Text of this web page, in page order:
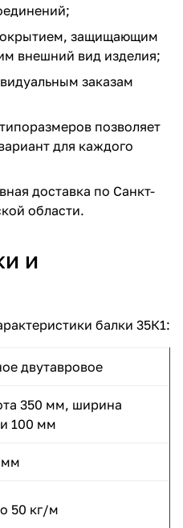
защищающим
внешний вид изделия;
заказам
позволяет
для каждого
доставка по Санкт-
области.
и
балки 35К1:
двутавровое
350 мм, ширина
100 мм
мм
50 кг/м